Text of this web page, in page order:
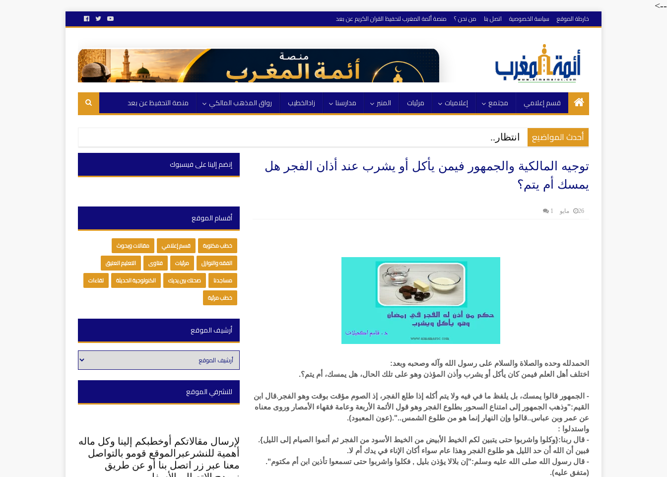
-->
خارطة الموقع سياسة الخصوصية اتصل بنا من نحن ؟ منصة أئمة المغرب لتحفيظ القران الكريم عن بعد
قسم إعلامي مجتمع إعلاميات مرئيات المنبر مدارسنا زادالخطيب رواق المذهب المالكي منصة التحفيظ عن بعد
أحدث المواضيع انتظار..
توجيه المالكية والجمهور فيمن يأكل أو يشرب عند أذان الفجر هل
يمسك أم يتم؟
26 مايو 1
الحمدلله وحده والصلاة والسلام على رسول الله وآله وصحبه وبعد:
اختلف أهل العلم فيمن كان يأكل أو يشرب وأذن المؤذن وهو على تلك الحال، هل يمسك، أم يتم؟.
- الجمهور قالوا يمسك، بل يلفظ ما في فيه ولا يتم أكله إذا طلع الفجر، إذ الصوم مؤقت بوقت وهو الفجر.قال ابن
القيم:"وذهب الجمهور إلى امتناع السحور بطلوع الفجر وهو قول الأئمة الأربعة وعامة فقهاء الأمصار وروى معناه
عن عمر وبن عباس..قالوا وإن النهار إنما هو من طلوع الشمس..".(عون المعبود).
واستدلوا :
- قال ربنا:{وكلوا واشربوا حتى يتبين لكم الخيط الأبيض من الخيط الأسود من الفجر ثم أتموا الصيام إلى الليل}.
فبين أن الله أن حد الليل هو طلوع الفجر وهذا عام سواء أكان الإناء في يدك أم لا.
- قال رسول الله صلى الله عليه وسلم:"إن بلالا يؤذن بليل , فكلوا واشربوا حتى تسمعوا تأذين ابن أم مكتوم".
(متفق عليه).
إنضم إلينا على فيسبوك
أقسام الموقع
خطب مكتوبة قسم إعلامي
مقالات وبحوث
الفقه والنوازل
مرئيات فتاوى
التعليم العتيق
مساجدنا
صحتك بين يديك الكنولوجية الحديثة
لقاءات
خطب مرئية
أرشيف الموقع
للنشرفي الموقع
لإرسال مقالاتكم أوخطبكم إلينا وكل ماله
أهمية للنشرعبرالموقع قومو بالتواصل
معنا عبر زر اتصل بنا أو عن طريق
نمودج الإتصال بالأسفل